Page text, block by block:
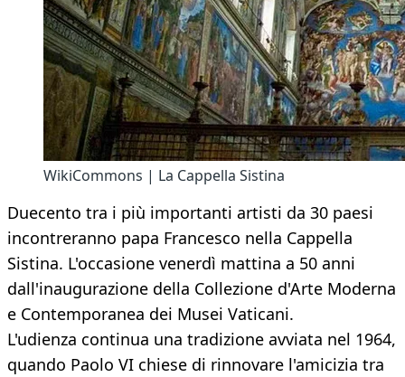
WikiCommons | La Cappella Sistina
Duecento tra i più importanti artisti da 30 paesi
incontreranno papa Francesco nella Cappella
Sistina. L'occasione venerdì mattina a 50 anni
dall'inaugurazione della Collezione d'Arte Moderna
e Contemporanea dei Musei Vaticani.
L'udienza continua una tradizione avviata nel 1964,
quando Paolo VI chiese di rinnovare l'amicizia tra